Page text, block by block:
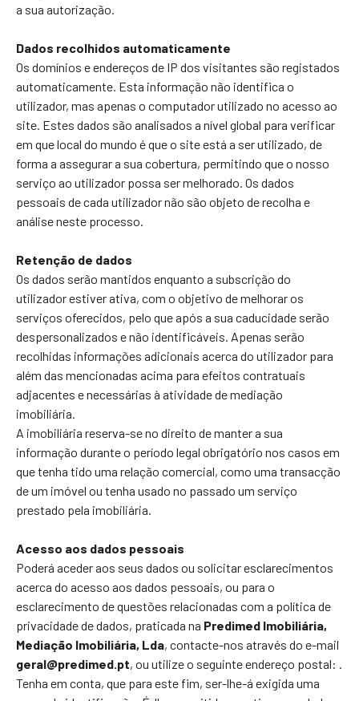
a sua autorização.
Dados recolhidos automaticamente
Os domínios e endereços de IP dos visitantes são registados
automaticamente. Esta informação não identifica o
utilizador, mas apenas o computador utilizado no acesso ao
site. Estes dados são analisados a nível global para verificar
em que local do mundo é que o site está a ser utilizado, de
forma a assegurar a sua cobertura, permitindo que o nosso
serviço ao utilizador possa ser melhorado. Os dados
pessoais de cada utilizador não são objeto de recolha e
análise neste processo.
Retenção de dados
Os dados serão mantidos enquanto a subscrição do
utilizador estiver ativa, com o objetivo de melhorar os
serviços oferecidos, pelo que após a sua caducidade serão
despersonalizados e não identificáveis. Apenas serão
recolhidas informações adicionais acerca do utilizador para
além das mencionadas acima para efeitos contratuais
adjacentes e necessárias à atividade de mediação
imobiliária.
A imobiliária reserva-se no direito de manter a sua
informação durante o período legal obrigatório nos casos em
que tenha tido uma relação comercial, como uma transacção
de um imóvel ou tenha usado no passado um serviço
prestado pela imobiliária.
Acesso aos dados pessoais
Poderá aceder aos seus dados ou solicitar esclarecimentos
acerca do acesso aos dados pessoais, ou para o
esclarecimento de questões relacionadas com a política de
privacidade de dados, praticada na Predimed Imobiliária,
Mediação Imobiliária, Lda, contacte-nos através do e-mail
geral@predimed.pt, ou utilize o seguinte endereço postal: .
Tenha em conta, que para este fim, ser-lhe-á exigida uma